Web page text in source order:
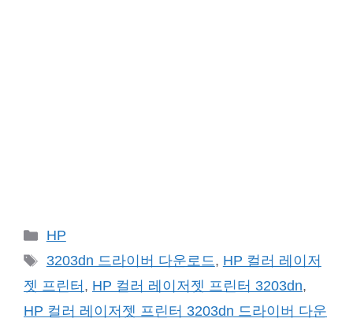
카
테
리
HP
태
그
3203dn 드라이버 다운로드, HP 컬러 레이저
젯 프린터 , HP 컬러 레이저젯 프린터 3203dn,
HP 컬러 레이저젯 프린터 3203dn 드라이버 다운